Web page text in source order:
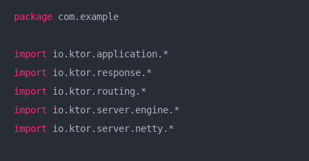
package com.example
import
import
import
import
import io.ktor.server.netty.*